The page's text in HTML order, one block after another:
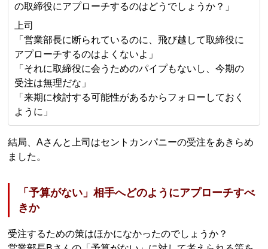
の取締役にアプローチするのはどうでしょうか？」
上司
「営業部長に断られているのに、飛び越して取締役に
アプローチするのはよくないよ」
「それに取締役に会うためのパイプもないし、今期の
受注は無理だな」
「来期に検討する可能性があるからフォローしておく
ように」
結局、Aさんと上司はセントカンパニーの受注をあきらめ
ました。
「予算がない」相手へどのようにアプローチすべ
きか
受注するための策はほかになかったのでしょうか？